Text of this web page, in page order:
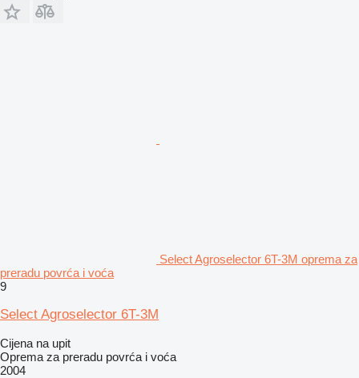
Select Agroselector 6T-3M oprema za
preradu povrća i voća
9
Select Agroselector 6T-3M
Cijena na upit
Oprema za preradu povrća i voća
2004